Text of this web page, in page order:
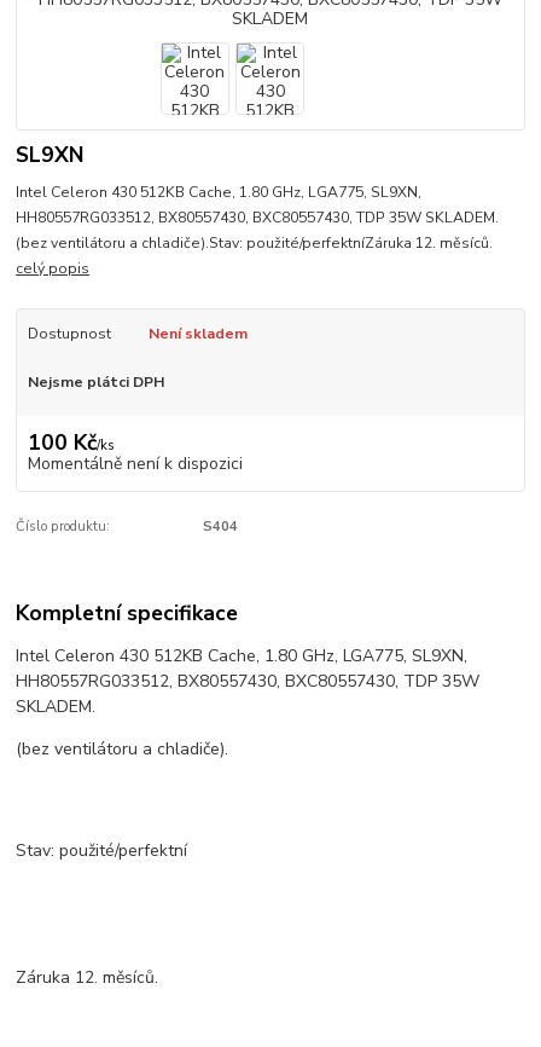
SL9XN
Intel Celeron 430 512KB Cache, 1.80 GHz, LGA775, SL9XN,
HH80557RG033512, BX80557430, BXC80557430, TDP 35W SKLADEM.
(bez ventilátoru a chladiče).Stav: použité/perfektníZáruka 12. měsíců.
celý popis
Dostupnost Není skladem
Nejsme plátci DPH
100 Kč/ks
Momentálně není k dispozici
Číslo produktu: S404
Kompletní specifikace
Intel Celeron 430 512KB Cache, 1.80 GHz, LGA775, SL9XN,
HH80557RG033512, BX80557430, BXC80557430, TDP 35W
SKLADEM.
(bez ventilátoru a chladiče).
Stav: použité/perfektní
Záruka 12. měsíců.